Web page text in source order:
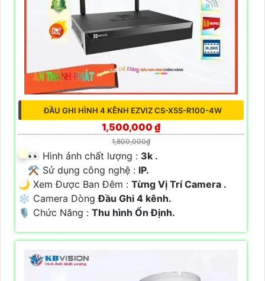
ĐẦU GHI HÌNH 4 KÊNH EZVIZ CS-X5S-R100-4W
1,500,000 ₫
1,800,000₫
️👀 Hình ảnh chất lượng : 3k .
⚒ Sử dụng công nghệ : IP.
🌙 Xem Được Ban Đêm : Từng Vị Trí Camera .
❄ Camera DòngĐầu Ghi 4 kênh.
️🎙 Chức Năng : Thu hình Ổn Định.